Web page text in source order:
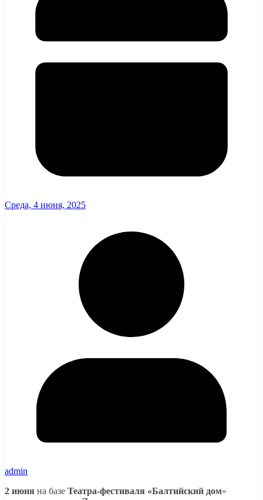
Среда, 4 июня, 2025
admin
2 июня на базе Театра-фестиваля «Балтийский дом»